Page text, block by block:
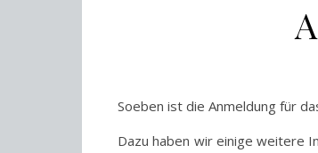
Soeben ist die Anmeldung für
Dazu haben wir einige weitere